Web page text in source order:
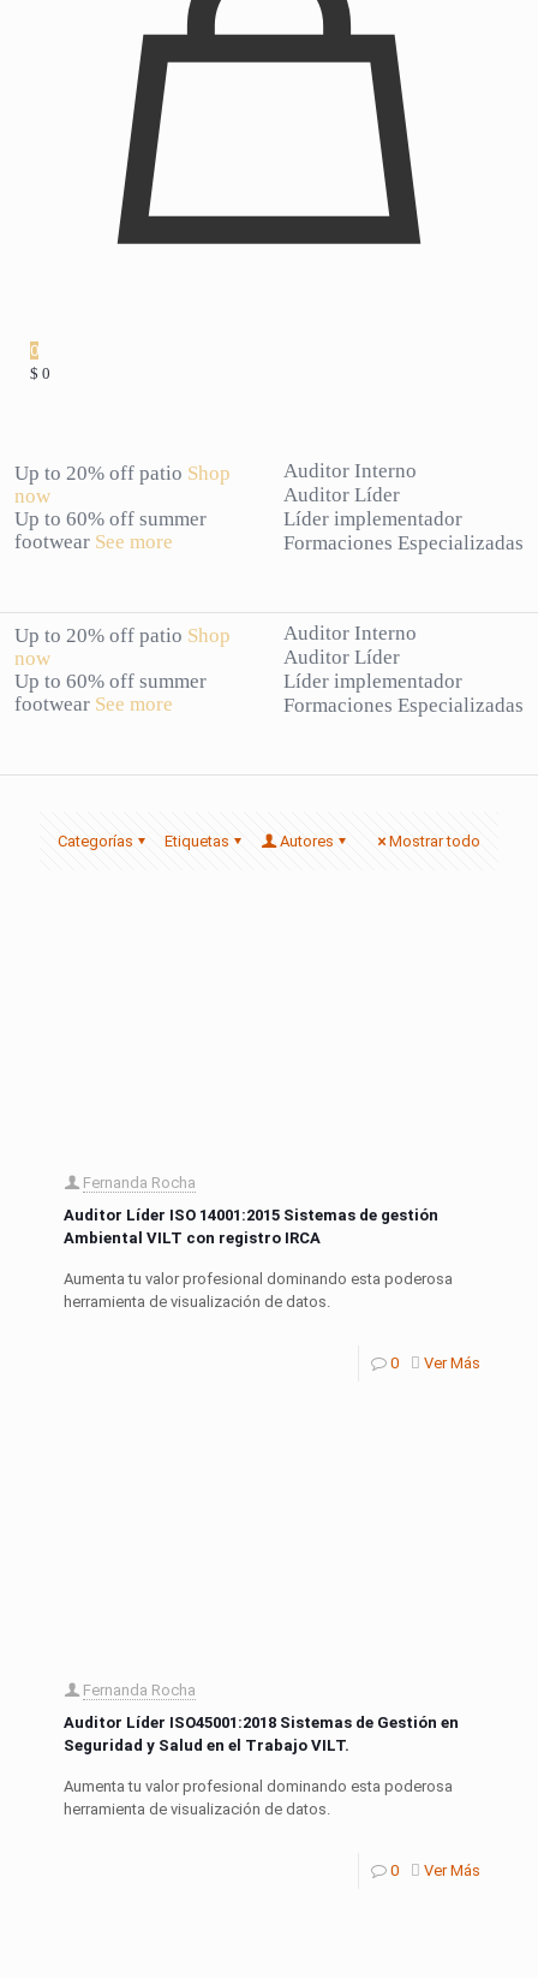
0
$ 0
Up to 20% off patio Shop
now
Up to 60% off summer
footwear See more
Auditor Interno
Auditor Líder
Líder implementador
Formaciones Especializadas
Up to 20% off patio Shop
now
Up to 60% off summer
footwear See more
Auditor Interno
Auditor Líder
Líder implementador
Formaciones Especializadas
Categorías Etiquetas Autores Mostrar todo
Fernanda Rocha
Auditor Líder ISO 14001:2015 Sistemas de gestión
Ambiental VILT con registro IRCA
Aumenta tu valor profesional dominando esta poderosa
herramienta de visualización de datos.
0 Ver Más
Fernanda Rocha
Auditor Líder ISO45001:2018 Sistemas de Gestión en
Seguridad y Salud en el Trabajo VILT.
Aumenta tu valor profesional dominando esta poderosa
herramienta de visualización de datos.
0 Ver Más